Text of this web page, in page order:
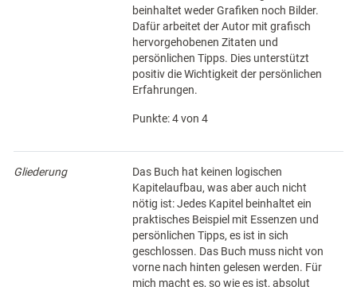
beinhaltet weder Grafiken noch Bilder.
Dafür arbeitet der Autor mit grafisch
hervorgehobenen Zitaten und
persönlichen Tipps. Dies unterstützt
positiv die Wichtigkeit der persönlichen
Erfahrungen.
Punkte: 4 von 4
Gliederung
Das Buch hat keinen logischen
Kapitelaufbau, was aber auch nicht
nötig ist: Jedes Kapitel beinhaltet ein
praktisches Beispiel mit Essenzen und
persönlichen Tipps, es ist in sich
geschlossen. Das Buch muss nicht von
vorne nach hinten gelesen werden. Für
mich macht es, so wie es ist, absolut